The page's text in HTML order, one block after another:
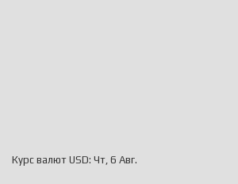
Курс валют USD: Чт, 6 Авг.